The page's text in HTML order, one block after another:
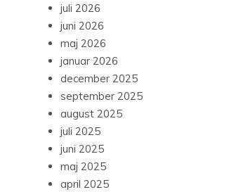
juli 2026
juni 2026
maj 2026
januar 2026
december 2025
september 2025
august 2025
juli 2025
juni 2025
maj 2025
april 2025